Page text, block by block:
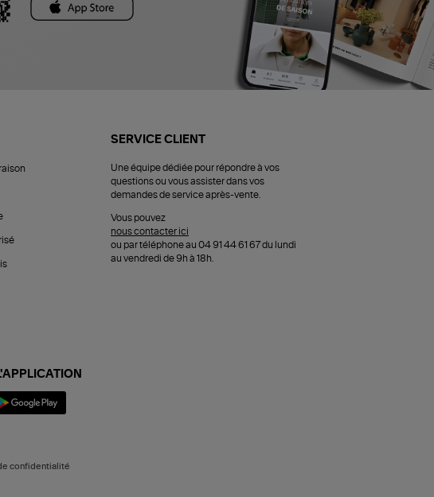
SERVICE CLIENT
Une équipe dédiée pour répondre à vos
questions ou vous assister dans vos
demandes de service après-vente.
Vous pouvez
nous contacter ici
ou par téléphone au 04 91 44 61 67 du lundi
au vendredi de 9h à 18h.
confidentialité